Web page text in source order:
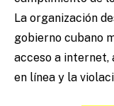
La organización
gobierno cubano
acceso a internet,
en línea y la